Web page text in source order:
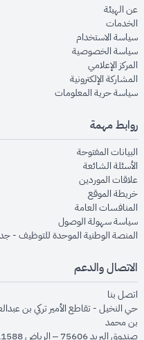
عن الهيئةopens in new window
الخدماتopens in new window
سياسة الاستخدام
سياسة الخصوصيةin new window
المركز الإعلاميopens in new window
المشاركة الإلكترونيةin new window
سياسة حرية المعلوماتnew window
روابط مهمة
البيانات المفتوحةin new window
الأسئلة الشائعةin new window
علاقات الموردينin new window
خريطة الموقعopens in new window
المنافسات العامةin new window
سياسة سهولة الوصولnew window
المنصة الوطنية الموحدة للتوظيف -
الاتصال والدعم
اتصل بنا
حي النخيل - تقاطع الأمير تركي بن
بن محمد
صندوق البريد 75606 – الرياض 11588